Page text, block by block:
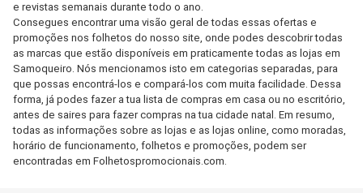
e revistas semanais durante todo o ano.
Consegues encontrar uma visão geral de todas essas ofertas e
promoções nos folhetos do nosso site, onde podes descobrir todas
as marcas que estão disponíveis em praticamente todas as lojas em
Samoqueiro. Nós mencionamos isto em categorias separadas, para
que possas encontrá-los e compará-los com muita facilidade. Dessa
forma, já podes fazer a tua lista de compras em casa ou no escritório,
antes de saires para fazer compras na tua cidade natal. Em resumo,
todas as informações sobre as lojas e as lojas online, como moradas,
horário de funcionamento, folhetos e promoções, podem ser
encontradas em Folhetospromocionais.com.